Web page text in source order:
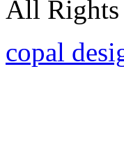
All Rights
copal